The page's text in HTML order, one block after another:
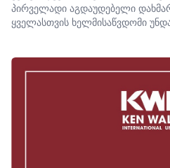
პირველადი აგდაუდებელი
ყველასთვის ხელმისაწვდომი